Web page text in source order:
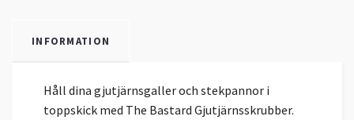
INFORMATION
Håll dina gjutjärnsgaller och stekpannor i
toppskick med The Bastard Gjutjärnsskrubber.